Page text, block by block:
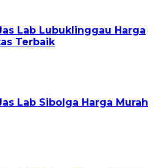
Lab Lubuklinggau Harga
Terbaik
Lab Sibolga Harga Murah